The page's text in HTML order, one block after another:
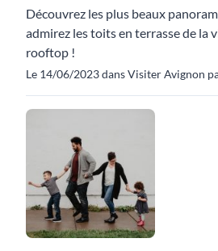
Découvrez les plus beaux
admirez les toits en terrasse de la
rooftop !
Le 14/06/2023 dans Visiter Avignon